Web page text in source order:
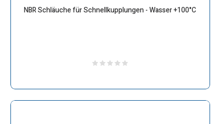
NBR Schläuche für Schnellkupplungen - Wasser +100°C